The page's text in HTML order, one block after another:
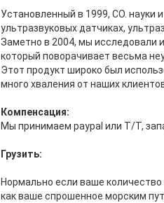
Установленный в 1999, CO. науки
ультразвуковых датчиках,
Заметно в 2004, мы исследовали
который поворачивает весьма
Этот продукт широко был
много хваления от наших
Компенсация:
Мы принимаем paypal или T/T,
Грузить:
Нормально если ваше
как ваше спрошенное морским